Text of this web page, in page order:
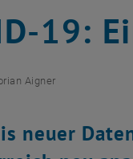
19:
Aigner
neuer